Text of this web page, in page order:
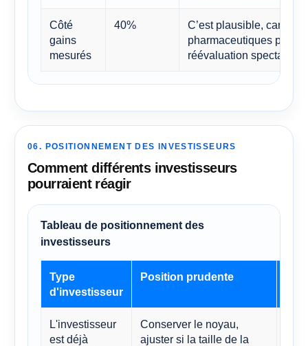
Côté
gains
mesurés
40%
C’est plausible, car les
pharmaceutiques
réévaluation
06. POSITIONNEMENT DES INVESTISSEURS
Comment différents investisseurs
pourraient réagir
Tableau de positionnement des
investisseurs
Type
d'investisseur
Position prudente
L'investisseur
est déjà
Conserver le noyau,
ajuster si la taille de la